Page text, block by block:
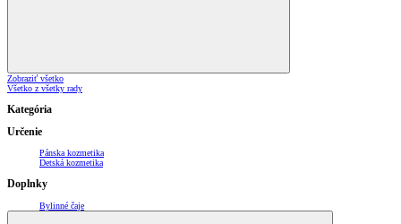
Zobraziť všetko
Všetko z všetky rady
Kategória
Určenie
Pánska kozmetika
Detská kozmetika
Doplnky
Bylinné čaje